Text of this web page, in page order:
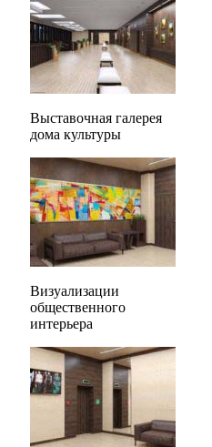
Выставочная галерея
дома культуры
Визуализации
общественного
интерьера